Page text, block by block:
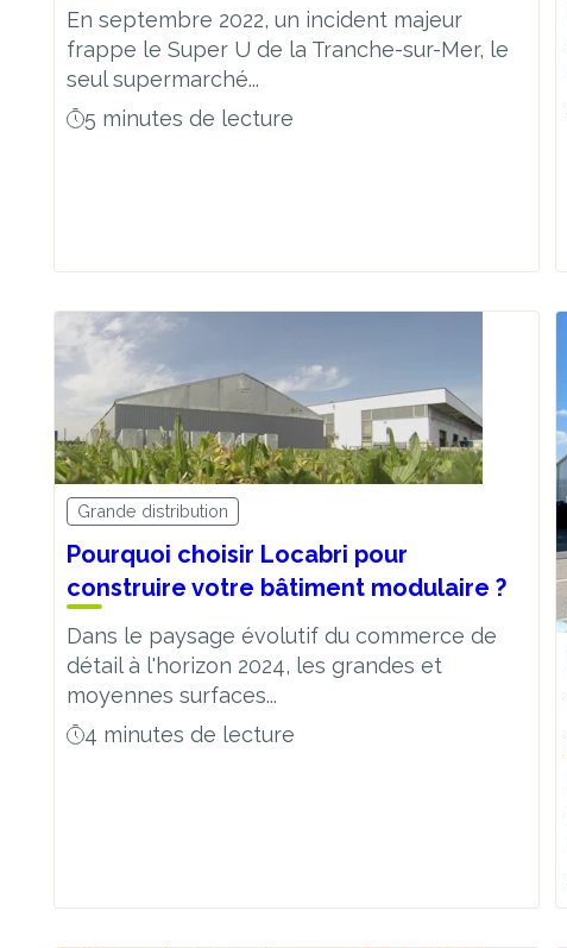
En septembre 2022, un incident majeur
frappe le Super U de la Tranche-sur-Mer, le
seul supermarché...
5 minutes de lecture
Grande distribution
Pourquoi choisir Locabri pour
construire votre bâtiment modulaire ?
Dans le paysage évolutif du commerce de
détail à l'horizon 2024, les grandes et
moyennes surfaces...
4 minutes de lecture